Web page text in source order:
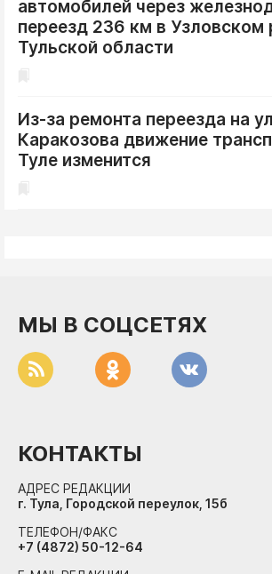
ДоброЦентр
Голодный шпион
автомобилей через
переезд 236 км в Узловском
Тульской области
Из-за ремонта переезда на
Каракозова движение
Туле изменится
МЫ В СОЦСЕТЯХ
КОНТАКТЫ
АДРЕС РЕДАКЦИИ
г. Тула, Городской переулок, 15б
ТЕЛЕФОН/ФАКС
+7 (4872) 50-12-64